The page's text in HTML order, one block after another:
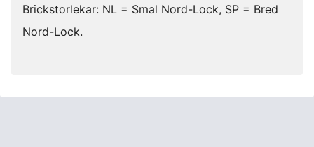
Brickstorlekar: NL = Smal Nord-Lock, SP = Bred
Nord-Lock.